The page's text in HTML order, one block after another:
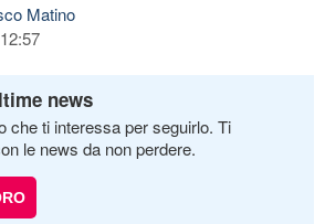
Matino
news
che ti interessa per seguirlo. Ti
le news da non perdere.